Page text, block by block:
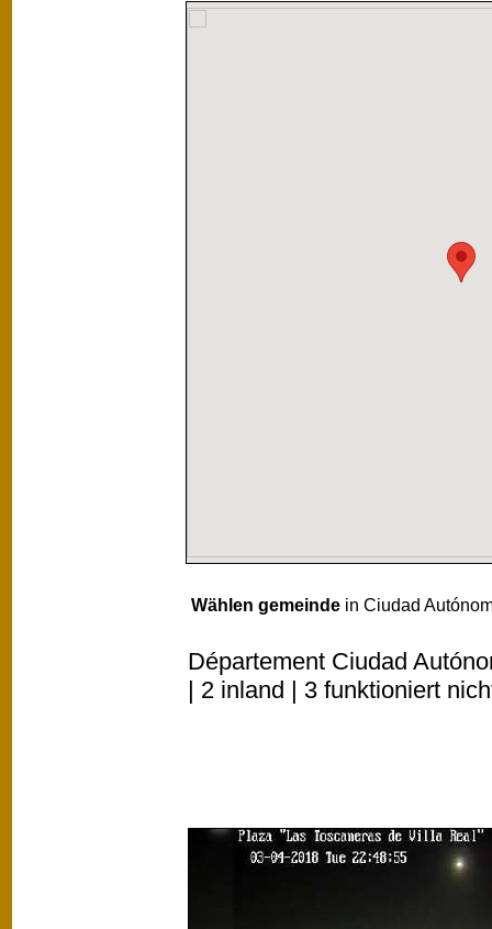
Wählen gemeinde in Ciudad
Département Ciudad
| 2 inland | 3 funktioniert